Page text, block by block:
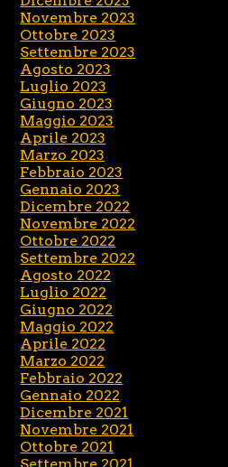
Novembre 2023
Ottobre 2023
Settembre 2023
Agosto 2023
Luglio 2023
Giugno 2023
Maggio 2023
Aprile 2023
Marzo 2023
Febbraio 2023
Gennaio 2023
Dicembre 2022
Novembre 2022
Ottobre 2022
Settembre 2022
Agosto 2022
Luglio 2022
Giugno 2022
Maggio 2022
Aprile 2022
Marzo 2022
Febbraio 2022
Gennaio 2022
Dicembre 2021
Novembre 2021
Ottobre 2021
Settembre 2021